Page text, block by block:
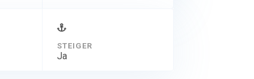
STEIGER
Ja